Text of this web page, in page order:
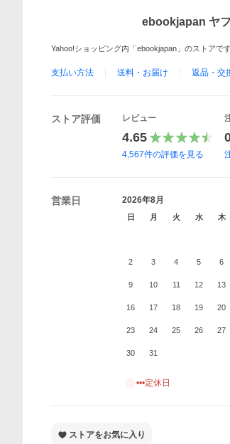
ebookjapan ヤ
Yahoo!ショッピング内「ebookjapan」のストアで
支払い方法 送料・お届け 返品・交
ストア評価 レビュー
4.65
4,567件の評価を見る
営業日 2026年8月
日 月 火 水 木
2 3 4 5 6
9 10 11 12 13
16 17 18 19 20
23 24 25 26 27
30 31
•••定休日
ストアをお気に入り